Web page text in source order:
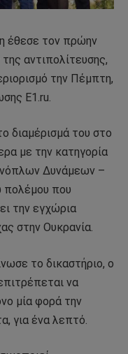
έθεσε τον πρώην
αντιπολίτευσης,
την Πέμπτη,
E1.ru.
διαμέρισμά του στο
με την κατηγορία
Δυνάμεων –
πολέμου που
την εγχώρια
στην Ουκρανία.
το δικαστήριο, ο
να
μία φορά την
για ένα λεπτό.